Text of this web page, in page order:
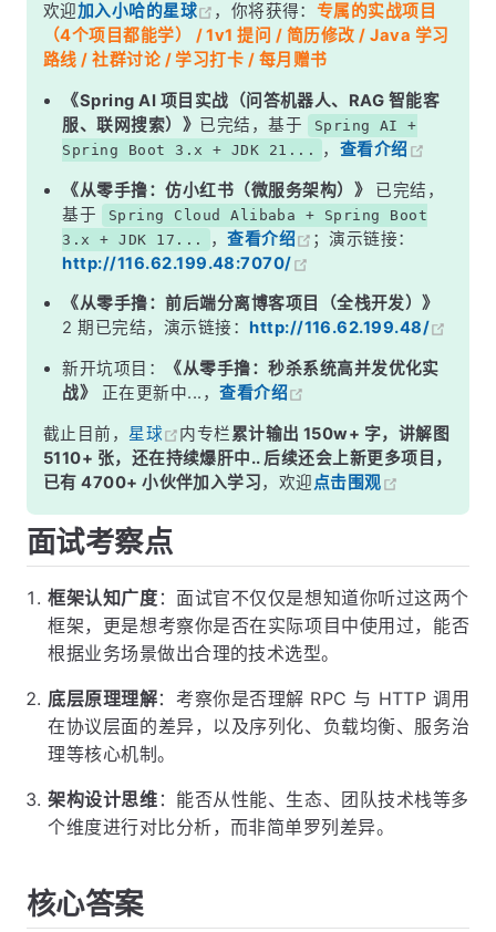
深度解析
一、架构设计对比
二、调用方式对比
三、性能差异分析
五、如何选型？
面试高频追问
记忆口诀
总结
欢迎加入小哈的星球 ，你将获得： 专属的实战项目
（4个项目都能学） / 1v1 提问 / 简历修改 / Java 学习
路线 / 社群讨论 / 学习打卡 / 每月赠书
《Spring AI 项目实战（问答机器人、RAG 智能客
服、联网搜索）》 已完结，基于
Spring AI +
Spring Boot 3.x + JDK 21...
， 查看介绍
《从零手撸：仿小红书（微服务架构）》
已完结，
基于
Spring Cloud Alibaba + Spring Boot
3.x + JDK 17...
，查看介绍
；演示链接：
http://116.62.199.48:7070/
《从零手撸：前后端分离博客项目（全栈开发）》
2 期已完结，演示链接： http://116.62.199.48/
新开坑项目：
《从零手撸：秒杀系统高并发优化实
战》
正在更新中...，查看介绍
截止目前， 星球 内专栏累计输出 150w+ 字，讲解图
5110+ 张，还在持续爆肝中.. 后续还会上新更多项目，
已有 4700+ 小伙伴加入学习，欢迎点击围观
面试考察点
框架认知广度 ：面试官不仅仅是想知道你听过这两个
框架，更是想考察你是否在实际项目中使用过，能否
根据业务场景做出合理的技术选型。
底层原理理解：考察你是否理解 RPC 与 HTTP 调用
在协议层面的差异，以及序列化、负载均衡、服务治
理等核心机制。
架构设计思维 ：能否从性能、生态、团队技术栈等多
个维度进行对比分析，而非简单罗列差异。
核心答案